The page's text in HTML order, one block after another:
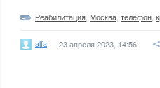
Реабилитация Москва телефон
alfa 23 апреля 2023, 14:56